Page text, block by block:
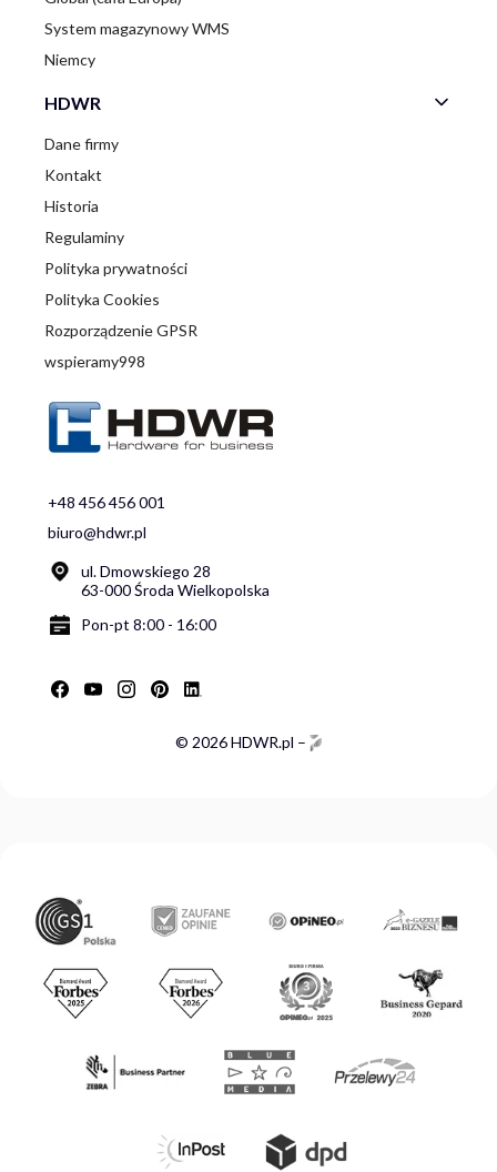
System magazynowy WMS
Niemcy
HDWR
Dane firmy
Kontakt
Historia
Regulaminy
Polityka prywatności
Polityka Cookies
Rozporządzenie GPSR
wspieramy998
+48 456 456 001
biuro@hdwr.pl
ul. Dmowskiego 28
63-000 Środa Wielkopolska
Pon-pt 8:00 - 16:00
© 2026 HDWR.pl –